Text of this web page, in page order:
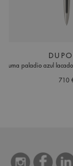
Pluma paladio azul
710